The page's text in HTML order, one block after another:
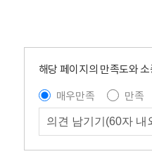
해당 페이지의 만족도와
매우만족
만족